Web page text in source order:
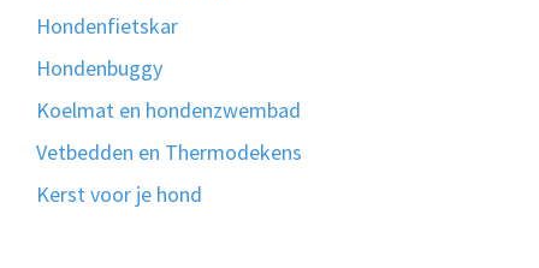
Hondenfietskar
Hondenbuggy
Koelmat en hondenzwembad
Vetbedden en Thermodekens
Kerst voor je hond